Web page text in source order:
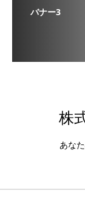
バナー3
株
あな